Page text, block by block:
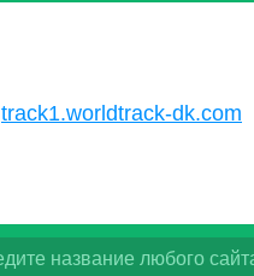
track1.worldtrack-dk.com